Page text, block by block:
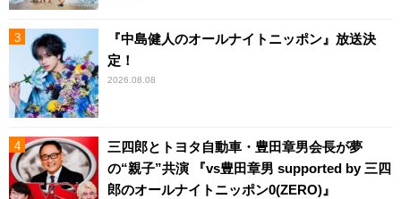
『中島健人のオールナイトニッポン』放送決
定！
2026.08.08
三四郎とトヨタ自動車・豊田章男会長が夢
の“親子”共演 『vs豊田章男 supported by 三四
郎のオールナイトニッポン0(ZERO)』